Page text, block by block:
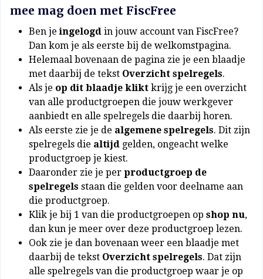
mee mag doen met FiscFree
Ben jeingelogd in jouw account van FiscFree?
Dan kom je als eerste bij de welkomstpagina.
Helemaal bovenaan de pagina zie je een blaadje
met daarbij de tekst Overzicht spelregels.
Als je op dit blaadje klikt krijg je een overzicht
van alle productgroepen die jouw werkgever
aanbiedt en alle spelregels die daarbij horen.
Als eerste zie je de algemene spelregels. Dit zijn
spelregels die altijd gelden, ongeacht welke
productgroep je kiest.
Daaronder zie je per productgroep de
spelregels staan die gelden voor deelname aan
die productgroep.
Klik je bij 1 van die productgroepen op shop nu,
dan kun je meer over deze productgroep lezen.
Ook zie je dan bovenaan weer een blaadje met
daarbij de tekst Overzicht spelregels. Dat zijn
alle spelregels van die productgroep waar je op